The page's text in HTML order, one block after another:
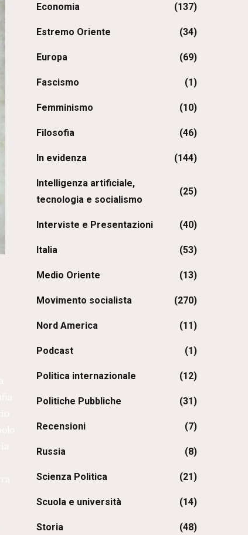
Economia (137)
Estremo Oriente (34)
Europa (69)
Fascismo (1)
Femminismo (10)
Filosofia (46)
In evidenza (144)
Intelligenza artificiale,
tecnologia e socialismo
(25)
Interviste e Presentazioni (40)
Italia (53)
Medio Oriente (13)
Movimento socialista (270)
Nord America (11)
Podcast (1)
Politica internazionale (12)
Politiche Pubbliche (31)
Recensioni (7)
Russia (8)
Scienza Politica (21)
Scuola e università (14)
Storia (48)